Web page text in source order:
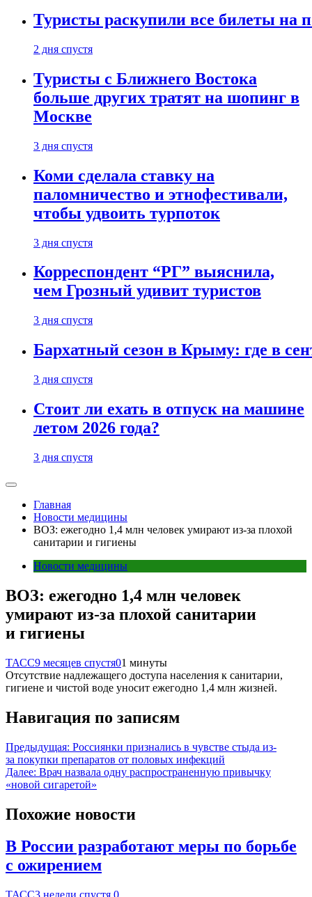
Туристы раскупили все билеты на
2 дня спустя
Туристы с Ближнего Востока
больше других тратят на шопинг в
Москве
3 дня спустя
Коми сделала ставку на
паломничество и этнофестивали,
чтобы удвоить турпоток
3 дня спустя
Корреспондент “РГ” выяснила,
чем Грозный удивит туристов
3 дня спустя
Бархатный сезон в Крыму: где в
3 дня спустя
Стоит ли ехать в отпуск на машине
летом 2026 года?
3 дня спустя
Главная
Новости медицины
ВОЗ: ежегодно 1,4 млн человек умирают из-за плохой
санитарии и гигиены
Новости медицины
ВОЗ: ежегодно 1,4 млн человек
умирают из-за плохой санитарии
и гигиены
ТАСС9 месяцев спустя01 минуты
Отсутствие надлежащего доступа населения к санитарии,
гигиене и чистой воде уносит ежегодно 1,4 млн жизней.
Навигация по записям
Предыдущая: Россиянки признались в чувстве стыда из-
за покупки препаратов от половых инфекций
Далее: Врач назвала одну распространенную привычку
«новой сигаретой»
Похожие новости
В России разработают меры по борьбе
с ожирением